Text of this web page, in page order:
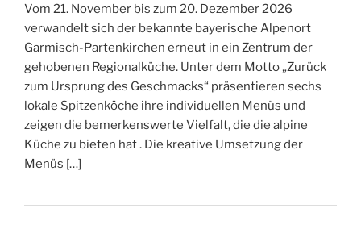
Vom 21. November bis zum 20. Dezember 2026
verwandelt sich der bekannte bayerische Alpenort
Garmisch-Partenkirchen erneut in ein Zentrum der
gehobenen Regionalküche. Unter dem Motto „Zurück
zum Ursprung des Geschmacks“ präsentieren sechs
lokale Spitzenköche ihre individuellen Menüs und
zeigen die bemerkenswerte Vielfalt, die die alpine
Küche zu bieten hat . Die kreative Umsetzung der
Menüs […]